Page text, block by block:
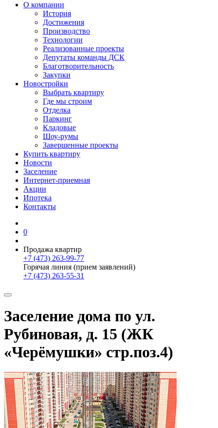
О компании
История
Достижения
Производство
Технологии
Реализованные проекты
Депутаты команды ДСК
Благотворительность
Закупки
Новостройки
Выбрать квартиру
Где мы строим
Отделка
Паркинг
Кладовые
Шоу-румы
Завершенные проекты
Купить квартиру
Новости
Заселение
Интернет-приемная
Акции
Ипотека
Контакты
0
Продажа квартир
+7 (473) 263-99-77
Горячая линия (прием заявлений)
+7 (473) 263-55-31
Заселение дома по ул.
Рубиновая, д. 15 (ЖК
«Черёмушки» стр.поз.4)